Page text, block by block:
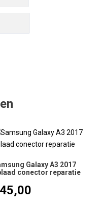
Galaxy A3 2017
conector reparatie
45,00